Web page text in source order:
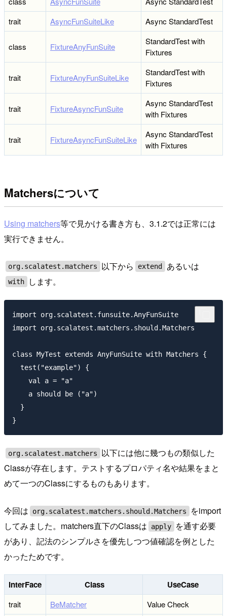
trait
AsyncFunSuiteLike Async StandardTest
class FixtureAnyFunSuite
StandardTest with
Fixtures
trait FixtureAnyFunSuiteLike
StandardTest with
Fixtures
trait FixtureAsyncFunSuite
Async StandardTest
with Fixtures
trait FixtureAsyncFunSuiteLike
Async StandardTest
with Fixtures
Matchersについて
Using matchers等で見かける書き方も、3.1.2では正常には
実行できません。
org.scalatest.matchers 以下から extend あるいは
with します。
import org.scalatest.funsuite.AnyFunSuite
import org.scalatest.matchers.should.Matchers
class MyTest extends AnyFunSuite with Matchers {
  test("example") {
    val a = "a"
    a should be ("a")
  }
org.scalatest.matchers
以下には他に幾つもの類似した
Classが存在します。テストするプロパティ名や結果をまと
めて一つのClassにするものもあります。
今回は org.scalatest.matchers.should.Matchers
をimport
してみました。matchers直下のClassは
apply
を通す必要
があり、記法のシンプルさを優先しつつ値確認を例とした
かったためです。
InterFace Class UseCase
trait BeMatcher
Value Check